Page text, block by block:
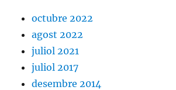
octubre 2022
agost 2022
juliol 2021
juliol 2017
desembre 2014